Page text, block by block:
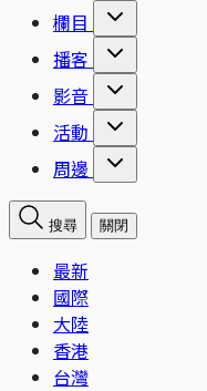
欄目
播客
影音
活動
周邊
搜尋 關閉
最新
國際
大陸
香港
台灣